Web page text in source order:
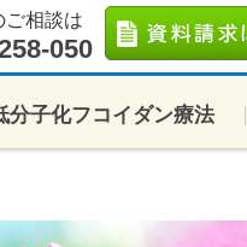
ご相談は
050
分子化フコイダン療法